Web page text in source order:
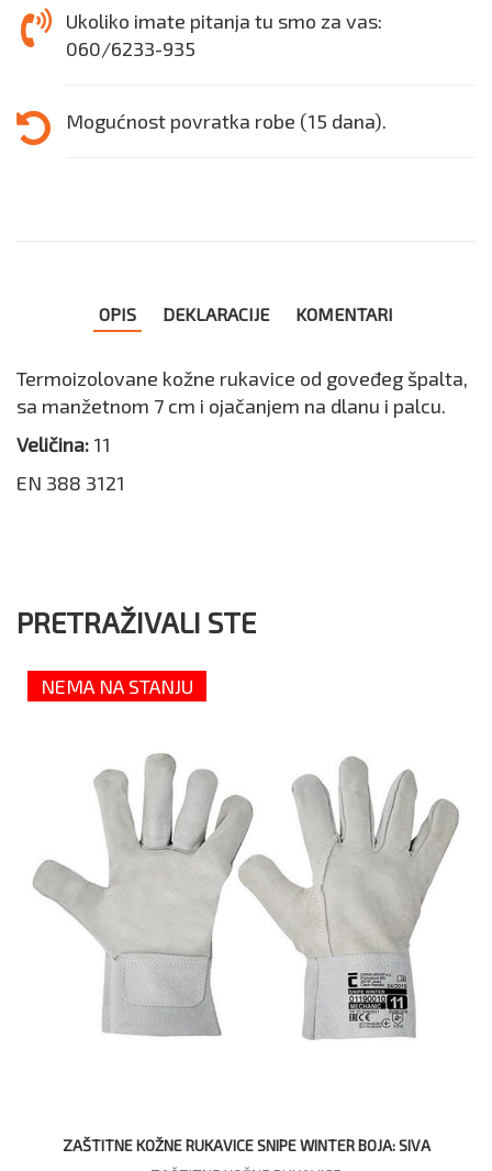
Ukoliko imate pitanja tu smo za vas:
060/6233-935
Mogućnost povratka robe (15 dana).
OPIS DEKLARACIJE KOMENTARI
Termoizolovane kožne rukavice od goveđeg špalta,
sa manžetnom 7 cm i ojačanjem na dlanu i palcu.
Veličina: 11
EN 388 3121
PRETRAŽIVALI STE
NEMA NA STANJU
ZAŠTITNE KOŽNE RUKAVICE SNIPE WINTER BOJA: SIVA